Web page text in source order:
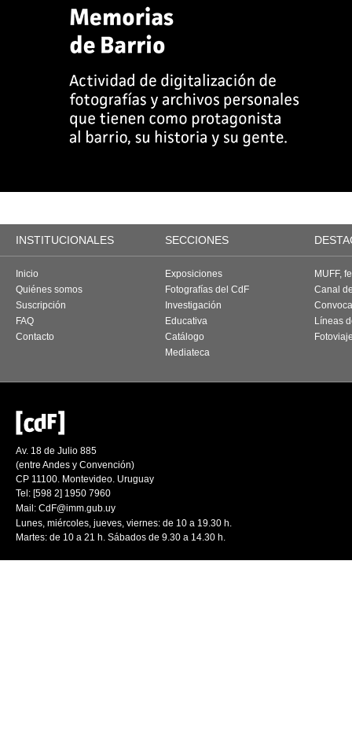
INSTITUCIONALES SECCIONES
Inicio
Quiénes somos
Suscripción
FAQ
Contacto
Exposiciones
Fotografías del CdF
Investigación
Educativa
Catálogo
Mediateca
MUFF,
Canal
Líneas
Av. 18 de Julio 885
(entre Andes y Convención)
CP 11100. Montevideo. Uruguay
Tel: [598 2] 1950 7960
Mail: CdF@imm.gub.uy
Lunes, miércoles, jueves, viernes: de 10 a 19.30 h.
Martes: de 10 a 21 h. Sábados de 9.30 a 14.30 h.